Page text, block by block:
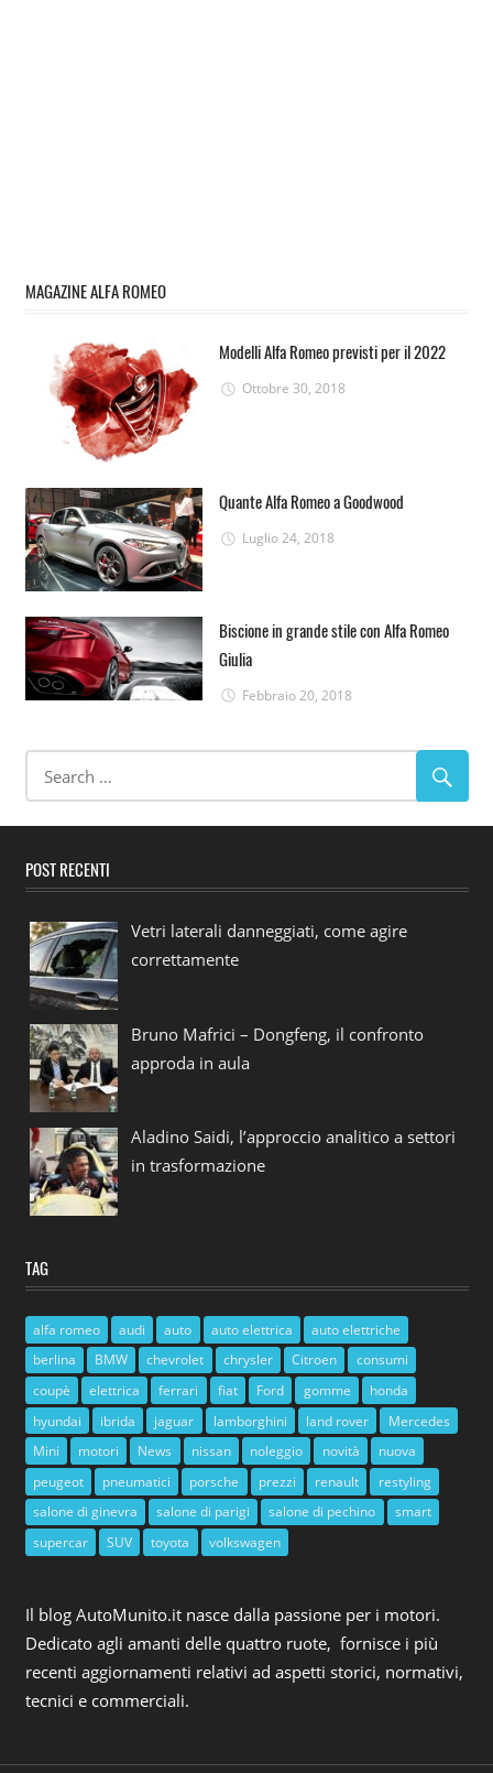
MAGAZINE ALFA ROMEO
Modelli Alfa Romeo previsti per il 2022
Ottobre 30, 2018
Quante Alfa Romeo a Goodwood
Luglio 24, 2018
Biscione in grande stile con Alfa Romeo
Giulia
Febbraio 20, 2018
POST RECENTI
Vetri laterali danneggiati, come agire
correttamente
Bruno Mafrici – Dongfeng, il confronto
approda in aula
Aladino Saidi, l’approccio analitico a settori
in trasformazione
TAG
alfa romeo audi auto auto elettrica
auto elettriche
berlina
BMW chevrolet chrysler Citroen
consumi
coupè
elettrica ferrari fiat Ford gomme
honda
hyundai
ibrida jaguar lamborghini land rover
Mercedes
Mini
motori News nissan noleggio novità
nuova
peugeot
pneumatici porsche prezzi renault
restyling
salone di ginevra
salone di parigi salone di pechino
smart
supercar
SUV toyota volkswagen
Il blog AutoMunito.it nasce dalla passione per i motori.
Dedicato agli amanti delle quattro ruote, fornisce i più
recenti aggiornamenti relativi ad aspetti storici, normativi,
tecnici e commerciali.